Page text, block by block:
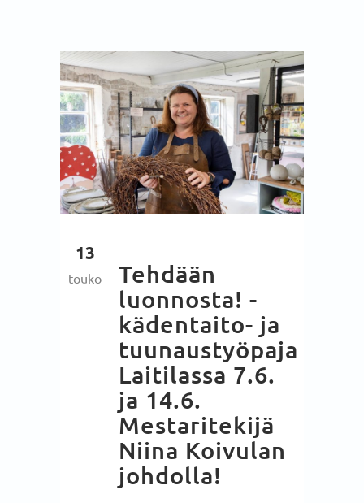
13
touko
Tehdään
luonnosta! -
kädentaito- ja
tuunaustyöpaja
Laitilassa 7.6.
ja 14.6.
Mestaritekijä
Niina Koivulan
johdolla!